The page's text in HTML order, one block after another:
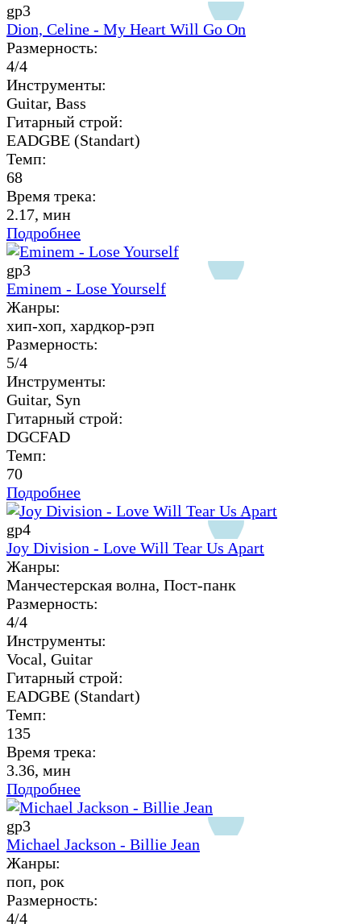
gp3
Dion, Celine - My Heart Will Go On
Размерность:
4/4
Инструменты:
Guitar, Bass
Гитарный строй:
EADGBE (Standart)
Темп:
68
Время трека:
2.17, мин
Подробнее
gp3
Eminem - Lose Yourself
Жанры:
хип-хоп, хардкор-рэп
Размерность:
5/4
Инструменты:
Guitar, Syn
Гитарный строй:
DGCFAD
Темп:
70
Подробнее
gp4
Joy Division - Love Will Tear Us Apart
Жанры:
Манчестерская волна, Пост-панк
Размерность:
4/4
Инструменты:
Vocal, Guitar
Гитарный строй:
EADGBE (Standart)
Темп:
135
Время трека:
3.36, мин
Подробнее
gp3
Michael Jackson - Billie Jean
Жанры:
поп, рок
Размерность:
4/4